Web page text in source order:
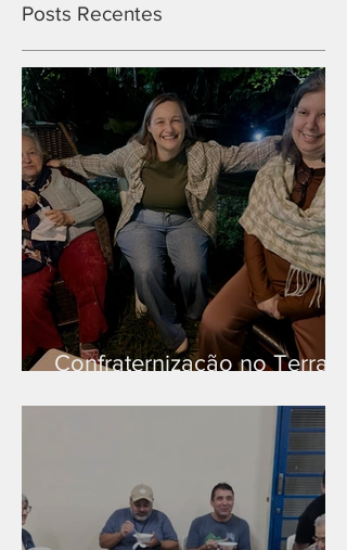
Posts Recentes
Confraternização no Terra